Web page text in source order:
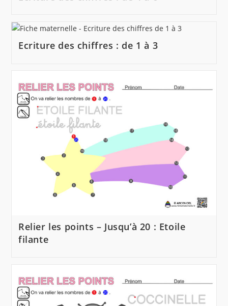
Ecriture des chiffres : de 1 à 3
Relier les points – Jusqu’à 20 : Etoile
filante